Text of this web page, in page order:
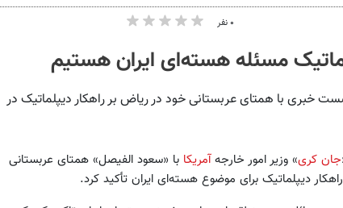
۰ نفر
مسئله هسته‌ای ایران هستیم
خبری با همتای عربستانی خود در ریاض بر راهکار دیپلماتیک در
جان کری» وزیر امور خارجهآمریکا با «سعود الفیصل» همتای عربستانی
دیپلماتیک برای موضوع هسته‌ای ایران تأکید کرد.
حمله کند فلج می شویم